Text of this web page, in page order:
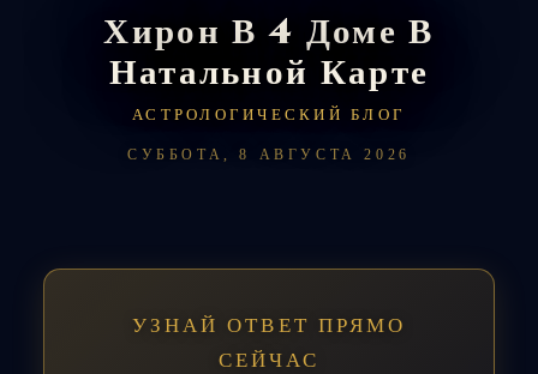
Хирон В 4 Доме В
Натальной Карте
АСТРОЛОГИЧЕСКИЙ БЛОГ
СУББОТА, 8 АВГУСТА 2026
УЗНАЙ ОТВЕТ ПРЯМО
СЕЙЧАС